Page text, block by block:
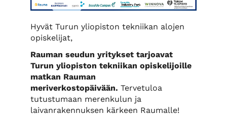
Hyvät Turun yliopiston tekniikan alojen
opiskelijat,
Rauman seudun yritykset tarjoavat
Turun yliopiston tekniikan opiskelijoille
matkan Rauman
meriverkostopäivään. Tervetuloa
tutustumaan merenkulun ja
laivanrakennuksen kärkeen Raumalle!